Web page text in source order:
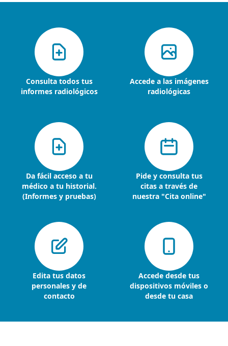
Consulta todos tus
informes radiológicos
Accede a las imágenes
radiológicas
Da fácil acceso a tu
médico a tu historial.
(Informes y pruebas)
Pide y consulta tus
citas a través de
nuestra "Cita online"
Edita tus datos
personales y de
contacto
Accede desde tus
dispositivos móviles o
desde tu casa